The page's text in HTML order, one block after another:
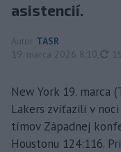
asistencií.
Autor TASR
19. marca 2026 8:10
New York 19. marca
Lakers zvíťazili v
tímov Západnej
Houstonu 124:116.